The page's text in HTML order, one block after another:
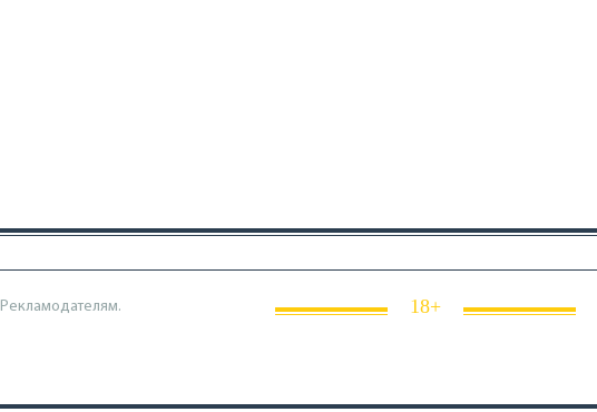
Рекламодателям. 18+